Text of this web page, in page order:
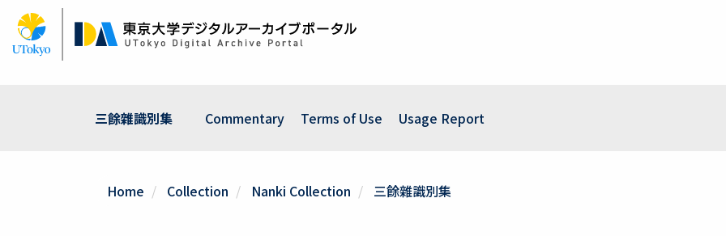
Skip
main
content
三餘雜識別集 Commentary Terms of Use Usage Report
Home Collection Nanki Collection 三餘雜識別集